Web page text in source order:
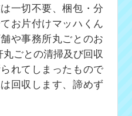
一切不要、梱包・分
お片付けマッハくん
や事務所丸ごとのお
ごとの清掃及び回収
れてしまったもので
回収します、諦めず